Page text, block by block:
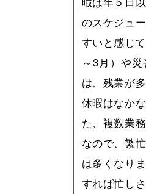
のスケジュ
すいと感じ
～3月）や
は、残業が
休暇はなか
た、複数業
なので、繁
は多くなり
すれば忙し